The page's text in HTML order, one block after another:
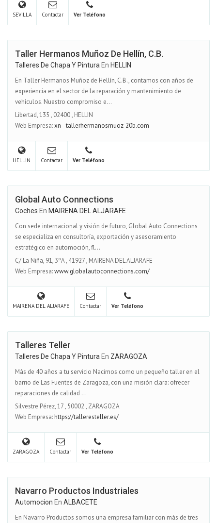
SEVILLA Contactar Ver Teléfono
Taller Hermanos Muñoz De Hellín, C.B.
Talleres De Chapa Y Pintura En HELLIN
En Taller Hermanos Muñoz de Hellín, C.B., contamos con años de
experiencia en el sector de la reparación y mantenimiento de
vehículos. Nuestro compromiso e...
Libertad, 135 , 02400, HELLIN
Web Empresa:xn--tallerhermanosmuoz-20b.com
HELLIN Contactar Ver Teléfono
Global Auto Connections
Coches En MAIRENA DEL ALJARAFE
Con sede internacional y visión de futuro, Global Auto Connections
se especializa en consultoría, exportación y asesoramiento
estratégico en automoción, fl...
C/ La Niña, 91, 3ºA, 41927, MAIRENA DEL ALJARAFE
Web Empresa:www.globalautoconnections.com/
MAIRENA DEL ALJARAFE Contactar Ver Teléfono
Talleres Teller
Talleres De Chapa Y Pintura En ZARAGOZA
Más de 40 años a tu servicio Nacimos como un pequeño taller en el
barrio de Las Fuentes de Zaragoza, con una misión clara: ofrecer
reparaciones de calidad ...
Silvestre Pérez, 17, 50002 , ZARAGOZA
Web Empresa:https://talleresteller.es/
ZARAGOZA Contactar Ver Teléfono
Navarro Productos Industriales
Automocion En ALBACETE
En Navarro Productos somos una empresa familiar con más de tres